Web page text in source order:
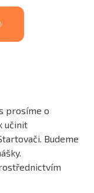
prosíme o
učinit
Budeme